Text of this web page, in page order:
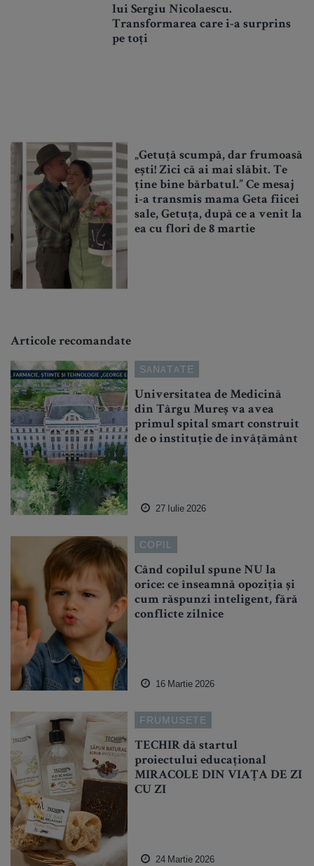
lui Sergiu Nicolaescu.
Transformarea care i-a surprins
pe toți
„Getuță scumpă, dar frumoasă
ești! Zici că ai mai slăbit. Te
ține bine bărbatul.” Ce mesaj
i-a transmis mama Geta fiicei
sale, Getuța, după ce a venit la
ea cu flori de 8 martie
Articole recomandate
SANATATE
Universitatea de Medicină
din Târgu Mureș va avea
primul spital smart construit
de o instituție de învățământ
27 Iulie 2026
COPIL
Când copilul spune NU la
orice: ce înseamnă opoziția și
cum răspunzi inteligent, fără
conflicte zilnice
16 Martie 2026
FRUMUSETE
TECHIR dă startul
proiectului educațional
MIRACOLE DIN VIAȚA DE ZI
CU ZI
24 Martie 2026